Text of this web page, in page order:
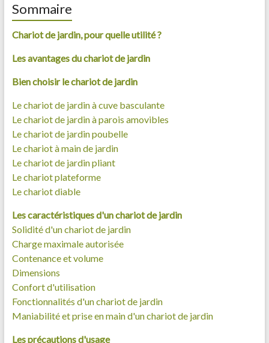
Sommaire
Chariot de jardin, pour quelle utilité ?
Les avantages du chariot de jardin
Bien choisir le chariot de jardin
Le chariot de jardin à cuve basculante
Le chariot de jardin à parois amovibles
Le chariot de jardin poubelle
Le chariot à main de jardin
Le chariot de jardin pliant
Le chariot plateforme
Le chariot diable
Les caractéristiques d'un chariot de jardin
Solidité d'un chariot de jardin
Charge maximale autorisée
Contenance et volume
Dimensions
Confort d'utilisation
Fonctionnalités d'un chariot de jardin
Maniabilité et prise en main d'un chariot de jardin
Les précautions d'usage